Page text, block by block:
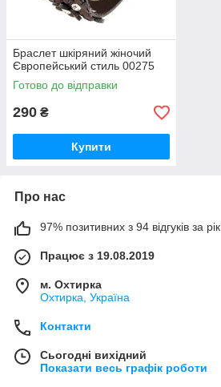
Браслет шкіряний жіночий
Європейський стиль 00275
Готово до відправки
290 ₴
Купити
Про нас
97% позитивних з 94 відгуків за рік
Працює з 19.08.2019
м. Охтирка
Охтирка, Україна
Контакти
Сьогодні вихідний
Показати весь графік роботи